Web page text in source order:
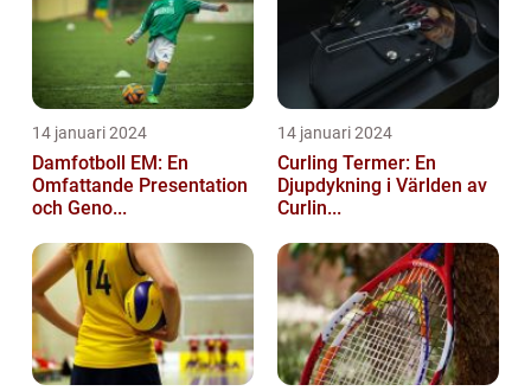
14 januari 2024
Damfotboll EM: En
Omfattande Presentation
och Geno...
14 januari 2024
Curling Termer: En
Djupdykning i Världen av
Curlin...